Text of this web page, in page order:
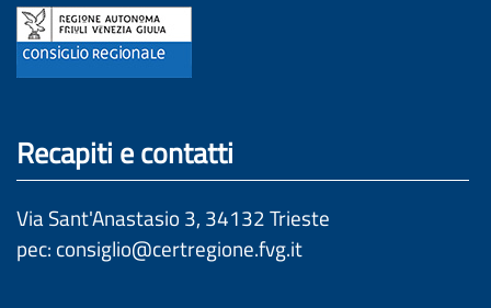
Recapiti e contatti
Via Sant'Anastasio 3, 34132 Trieste
pec: consiglio@certregione.fvg.it